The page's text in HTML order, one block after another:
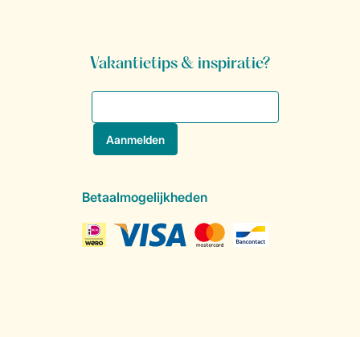
Vakantietips & inspiratie?
Betaalmogelijkheden